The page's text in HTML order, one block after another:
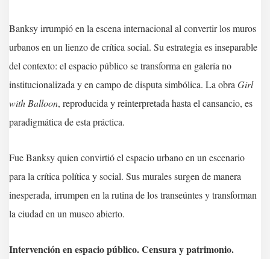
Banksy irrumpió en la escena internacional al convertir los muros
urbanos en un lienzo de crítica social. Su estrategia es inseparable
del contexto: el espacio público se transforma en galería no
institucionalizada y en campo de disputa simbólica. La obra Girl
with Balloon, reproducida y reinterpretada hasta el cansancio, es
paradigmática de esta práctica.
Fue Banksy quien convirtió el espacio urbano en un escenario
para la crítica política y social. Sus murales surgen de manera
inesperada, irrumpen en la rutina de los transeúntes y transforman
la ciudad en un museo abierto.
Intervención en espacio público. Censura y patrimonio.